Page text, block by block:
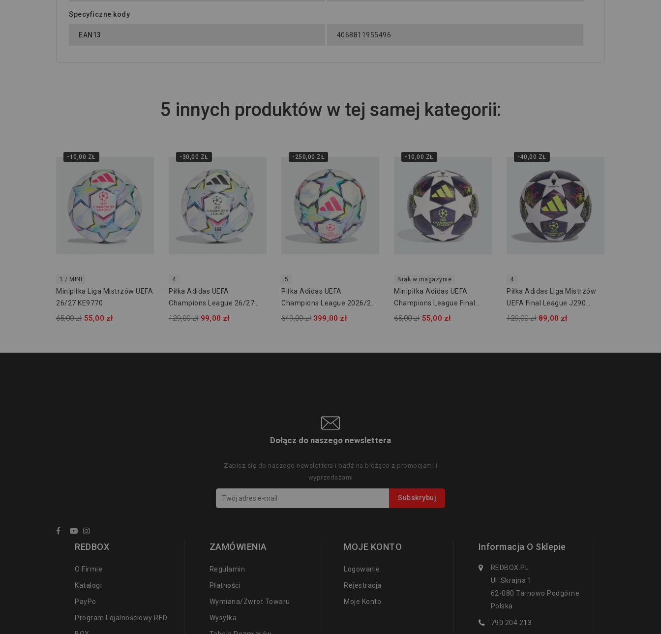
Specyficzne kody
EAN13 4068811955496
5 innych produktów w tej samej kategorii:
-10,00 ZŁ
1 / MINI
Minipiłka Liga Mistrzów UEFA
26/27 KE9770
65,00 zł 55,00 zł
-30,00 ZŁ
4
Piłka Adidas UEFA
Champions League 26/27
League J350 KE9768
129,00 zł 99,00 zł
-250,00 ZŁ
5
Piłka Adidas UEFA
Champions League 2026/27
PRO KE9757
649,00 zł 399,00 zł
-10,00 ZŁ
Brak w magazynie
Minipiłka Adidas UEFA
Champions League Final
JX9099
65,00 zł 55,00 zł
-40,00 ZŁ
4
Piłka Adidas Liga Mistrzów
UEFA Final League J290
JX9097
129,00 zł 89,00 zł
Dołącz do naszego newslettera
Zapisz się do naszego newslettera i bądź na bieżąco z promocjami i
wyprzedażami
REDBOX
O Firmie
Katalogi
PayPo
Program Lojalnościowy RED
ZAMÓWIENIA
Regulamin
Płatności
Wymiana/zwrot Towaru
Wysyłka
MOJE KONTO
Logowanie
Rejestracja
Moje Konto
Informacja O Sklepie
REDBOX.PL
Ul. Skrajna 1
62-080 Tarnowo Podgórne
Polska
790 204 213